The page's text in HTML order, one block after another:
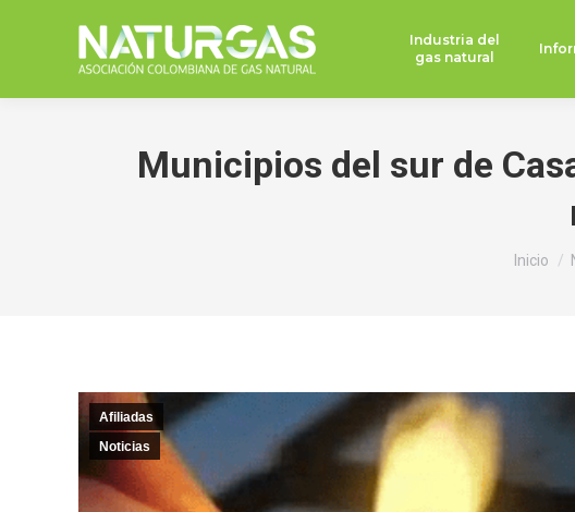
Industria del
gas natural
Municipios del sur de
Estás
Inicio
Afiliadas
Noticias